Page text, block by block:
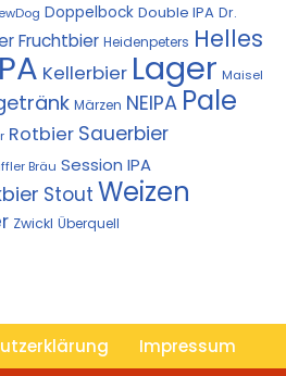
Doppelbock Double IPA Dr.
Fruchtbier Heidenpeters Helles
Kellerbier Lager Maisel
Märzen NEIPA Pale
Rotbier Sauerbier
Bräu Session IPA
Stout Weizen
Zwickl Überquell
Impressum